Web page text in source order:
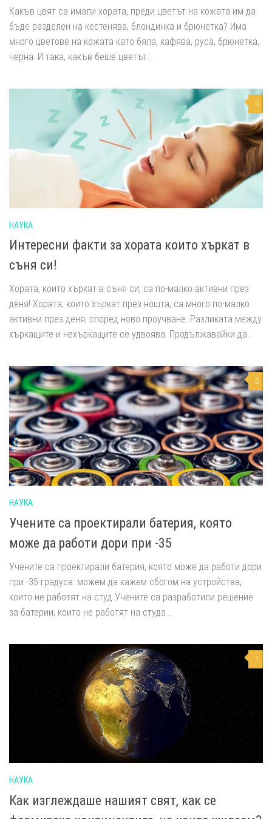
Какъв цвят са имали хората, преди цветът на кожата им да
бъде разделен на кестенява, блондинка и брюнетка? Има
много цветове на кожата като бяла, кафява, руса, брюнетка,
черна. И така, какъв беше цветът...
0
НАУКА
Интересни факти за хората които хъркат в
съня си!
Хората, които хъркат в съня си, са по-малко активни през
деня! Хората, които хъркат през нощта, са много по-малко
активни през деня, според ново проучване. Разликата между
хъркащите и нехъркащите се удвоява. Продължавайки да...
0
НАУКА
Учените са проектирали батерия, която
може да работи дори при -35
Учените са проектирали батерия, която може да работи дори
при -35 градуса: можем да кажем сбогом на устройства,
които не работят на студ Учените са разработили решение
за батерии, които не работят на студа...
1
НАУКА
Как изглеждаше нашият свят, как се